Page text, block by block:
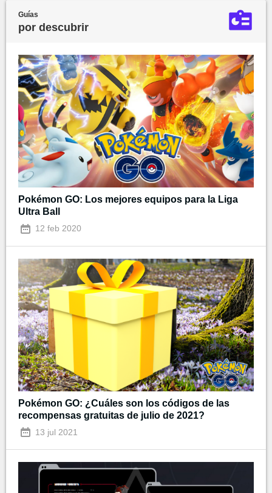
Guías
por descubrir
Pokémon GO: Los mejores equipos para la Liga
Ultra Ball
12 feb 2020
Pokémon GO: ¿Cuáles son los códigos de las
recompensas gratuitas de julio de 2021?
13 jul 2021